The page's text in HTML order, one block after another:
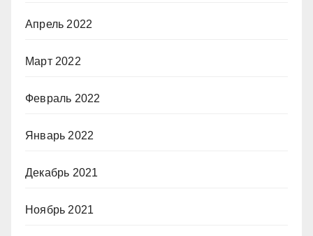
Апрель 2022
Март 2022
Февраль 2022
Январь 2022
Декабрь 2021
Ноябрь 2021